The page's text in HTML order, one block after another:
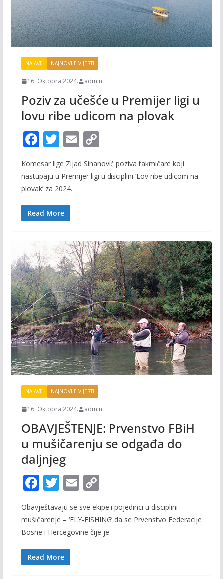
NAJAVE NAJNOVIJE VIJESTI
16. Oktobra 2024. admin
Poziv za učešće u Premijer ligi u
lovu ribe udicom na plovak
F
ac
e
b
o
o
T
itt
er
E
m
ai
l
C
p
Komesar lige Zijad Sinanović poziva takmičare koji
nastupaju u Premijer ligi u disciplini ‘Lov ribe udicom na
plovak’ za 2024.
Read More
NAJAVE NAJNOVIJE VIJESTI
16. Oktobra 2024. admin
OBAVJEŠTENJE: Prvenstvo FBiH
u mušičarenju se odgađa do
daljnjeg
F
ac
e
b
o
o
T
itt
er
E
ai
l
C
p
y
Obavještavaju se sve ekipe i pojedinci u disciplini
mušičarenje – ‘FLY-FISHING’ da se Prvenstvo Federacije
Bosne i Hercegovine čije je
Read More